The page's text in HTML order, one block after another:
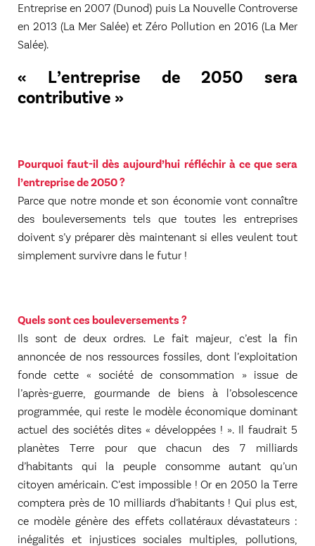
Entreprise en 2007 (Dunod) puis La Nouvelle Controverse
en 2013 (La Mer Salée) et Zéro Pollution en 2016 (La Mer
Salée).
« L’entreprise de 2050 sera
contributive »
Pourquoi faut-il dès aujourd’hui réfléchir à ce que sera
l’entreprise de 2050 ?
Parce que notre monde et son économie vont connaître
des bouleversements tels que toutes les entreprises
doivent s’y préparer dès maintenant si elles veulent tout
simplement survivre dans le futur !
Quels sont ces bouleversements ?
Ils sont de deux ordres. Le fait majeur, c’est la fin
annoncée de nos ressources fossiles, dont l’exploitation
fonde cette « société de consommation » issue de
l’après-guerre, gourmande de biens à l’obsolescence
programmée, qui reste le modèle économique dominant
actuel des sociétés dites « développées ! ». Il faudrait 5
planètes Terre pour que chacun des 7 milliards
d’habitants qui la peuple consomme autant qu’un
citoyen américain. C’est impossible ! Or en 2050 la Terre
comptera près de 10 milliards d’habitants ! Qui plus est,
ce modèle génère des effets collatéraux dévastateurs :
inégalités et injustices sociales multiples, pollutions,